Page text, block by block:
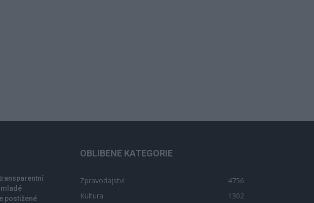
postižené
OBLÍBENÉ KATEGORIE
Zpravodajství
4756
Kultura
1302